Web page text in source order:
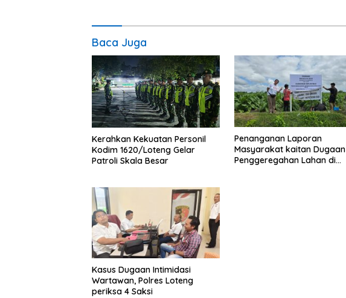
Baca Juga
Kerahkan Kekuatan Personil
Kodim 1620/Loteng Gelar
Patroli Skala Besar
Penanganan Laporan
Masyarakat kaitan Dugaan
Penggeregahan Lahan di
Kasus Dugaan Intimidasi
Wartawan, Polres Loteng
periksa 4 Saksi